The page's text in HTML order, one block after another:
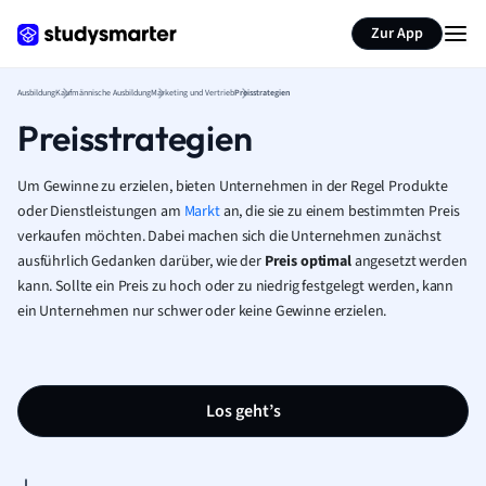
Zur App
AusbildungKaufmännische AusbildungMarketing und VertriebPreisstrategien
Preisstrategien
Um Gewinne zu erzielen, bieten Unternehmen in der Regel Produkte
oder Dienstleistungen am Marktan, die sie zu einem bestimmten Preis
verkaufen möchten. Dabei machen sich die Unternehmen zunächst
ausführlich Gedanken darüber, wie der Preis optimalangesetzt werden
kann. Sollte ein Preis zu hoch oder zu niedrig festgelegt werden, kann
ein Unternehmen nur schwer oder keine Gewinne erzielen.
Los geht’s